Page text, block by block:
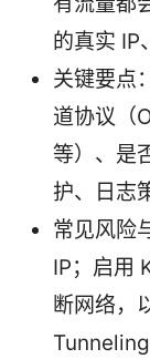
的真实 IP
关键要点
道协议（
等）、是
护、日志
常见风险
IP；启用
断网络，